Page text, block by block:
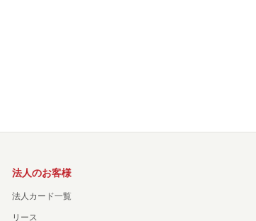
法人のお客様
法人カード一覧
リース